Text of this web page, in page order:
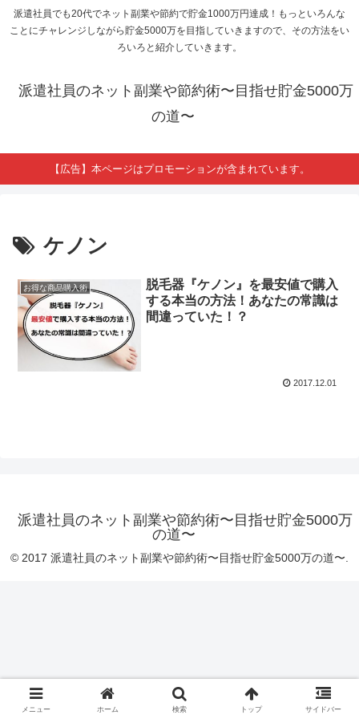
派遣社員でも20代でネット副業や節約で貯金1000万円達成！もっといろんな
ことにチャレンジしながら貯金5000万を目指していきますので、その方法をい
ろいろと紹介していきます。
派遣社員のネット副業や節約術〜目指せ貯金5000万
の道〜
【広告】本ページはプロモーションが含まれています。
ケノン
お得な商品購入術
脱毛器『ケノン』を最安値で購入
する本当の方法！あなたの常識は
間違っていた！？
2017.12.01
派遣社員のネット副業や節約術〜目指せ貯金5000万
の道〜
© 2017 派遣社員のネット副業や節約術〜目指せ貯金5000万の道〜.
メニュー ホーム 検索 トップ サイドバー